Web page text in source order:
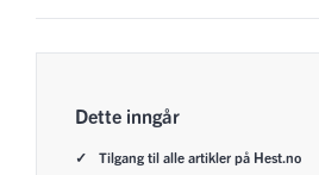
Dette inngår
Tilgang til alle artikler på Hest.no